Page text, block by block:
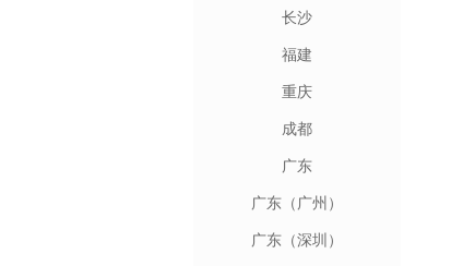
长沙
福建
重庆
成都
广东
广东（广州）
广东（深圳）